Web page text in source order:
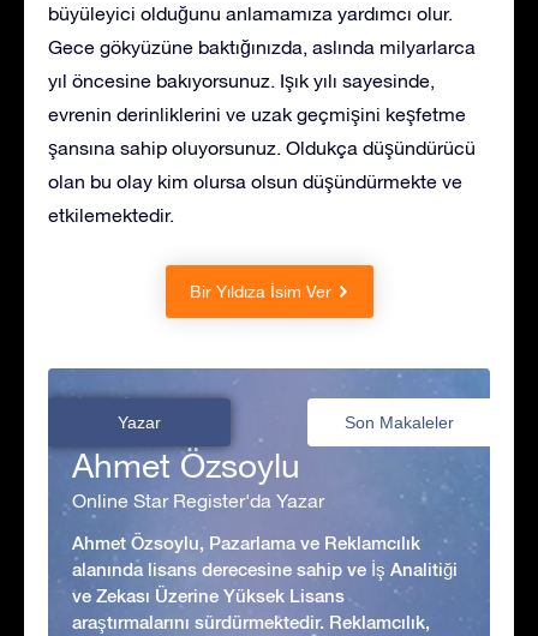
büyüleyici olduğunu anlamamıza yardımcı olur.
Gece gökyüzüne baktığınızda, aslında milyarlarca
yıl öncesine bakıyorsunuz. Işık yılı sayesinde,
evrenin derinliklerini ve uzak geçmişini keşfetme
şansına sahip oluyorsunuz. Oldukça düşündürücü
olan bu olay kim olursa olsun düşündürmekte ve
etkilemektedir.
Bir Yıldıza İsim Ver
Yazar Son Makaleler
Ahmet Özsoylu
Online Star Register'da Yazar
Ahmet Özsoylu, Pazarlama ve Reklamcılık
alanında lisans derecesine sahip ve İş Analitiği
ve Zekası Üzerine Yüksek Lisans
araştırmalarını sürdürmektedir. Reklamcılık,